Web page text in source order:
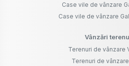
Case vile de vânzare
Case vile de vânzare
Vânzări
Terenuri de vânzare
Terenuri de